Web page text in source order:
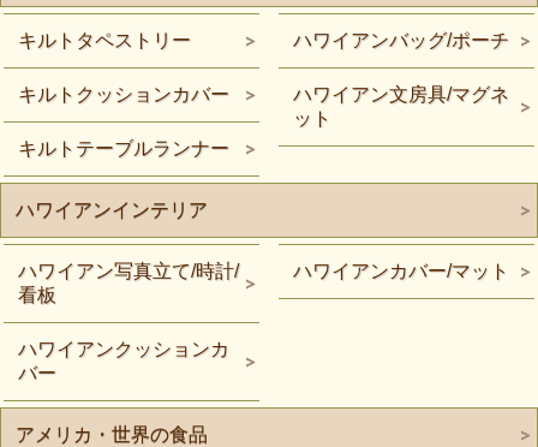
キルトタペストリー
キルトクッションカバー
キルトテーブルランナー
ハワイアンバッグ/ポーチ
ハワイアン文房具/マグネ
ット
ハワイアンインテリア
ハワイアン写真立て/時計/
看板
ハワイアンクッションカ
バー
ハワイアンカバー/マット
アメリカ・世界の食品